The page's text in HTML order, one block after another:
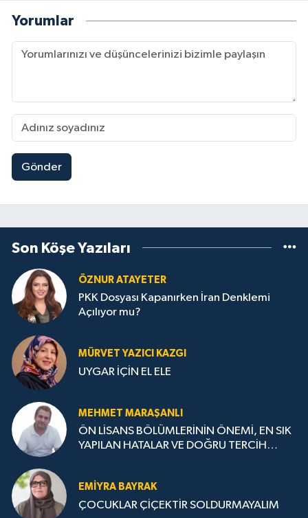
Yorumlar
Gönder
Son Köşe Yazıları
ÖZNUR ATAYETER
PKK Dosyası Kapanırken İran Denklemi
Açılıyor mu?
MÜRVET YAZICI KAZGI
UYGAR İÇİN EL ELE
MEHMET MARAŞANLI
ÖN LİSANS BÖLÜMLERİNİN ÖNEMİ, EN SIK
YAPILAN HATALAR VE DOĞRU TERCİH
EMIYRA BAYRAK
ÇOCUKLAR ÇİÇEKTİR SOLDURMAYALIM